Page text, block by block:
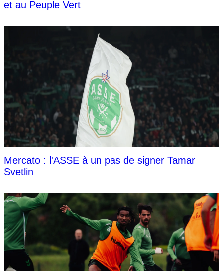
et au Peuple Vert
Mercato : l'ASSE à un pas de signer Tamar
Svetlin